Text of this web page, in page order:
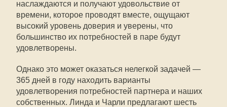
наслаждаются и получают удовольствие от
времени, которое проводят вместе, ощущают
высокий уровень доверия и уверены, что
большинство их потребностей в паре будут
удовлетворены.
Однако это может оказаться нелегкой задачей —
365 дней в году находить варианты
удовлетворения потребностей партнера и наших
собственных. Линда и Чарли предлагают шесть